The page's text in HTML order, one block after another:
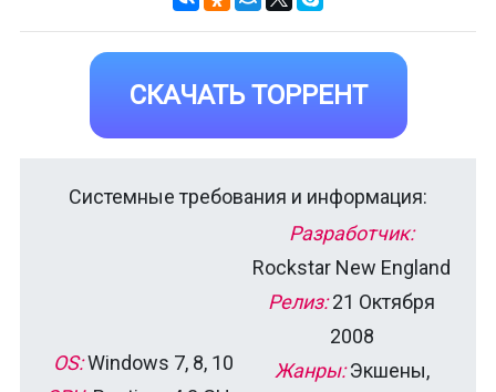
СКАЧАТЬ ТОРРЕНТ
Системные требования и информация:
OS:Windows 7, 8, 10
Разработчик:
Rockstar New England
Релиз:21 Октября
2008
Жанры:Экшены,